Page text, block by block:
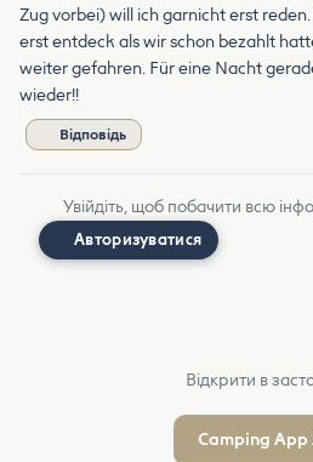
Zug vorbei) will ich garnicht erst
erst entdeck als wir schon bezahlt
weiter gefahren. Für eine Nacht
wieder!!
Відповідь
Увійдіть, щоб побачити всю
Авторизуватися
Відкрити в
Camping App